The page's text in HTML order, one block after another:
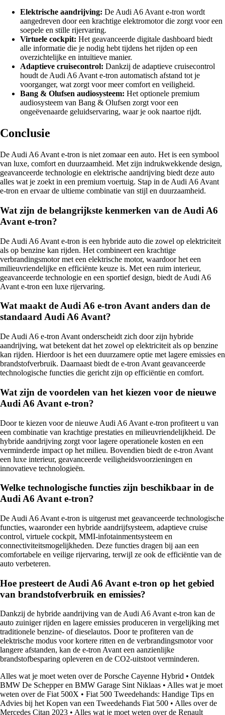
Elektrische aandrijving: De Audi A6 Avant e-tron wordt
aangedreven door een krachtige elektromotor die zorgt voor een
soepele en stille rijervaring.
Virtuele cockpit: Het geavanceerde digitale dashboard biedt
alle informatie die je nodig hebt tijdens het rijden op een
overzichtelijke en intuïtieve manier.
Adaptieve cruisecontrol: Dankzij de adaptieve cruisecontrol
houdt de Audi A6 Avant e-tron automatisch afstand tot je
voorganger, wat zorgt voor meer comfort en veiligheid.
Bang & Olufsen audiosysteem: Het optionele premium
audiosysteem van Bang & Olufsen zorgt voor een
ongeëvenaarde geluidservaring, waar je ook naartoe rijdt.
Conclusie
De Audi A6 Avant e-tron is niet zomaar een auto. Het is een symbool
van luxe, comfort en duurzaamheid. Met zijn indrukwekkende design,
geavanceerde technologie en elektrische aandrijving biedt deze auto
alles wat je zoekt in een premium voertuig. Stap in de Audi A6 Avant
e-tron en ervaar de ultieme combinatie van stijl en duurzaamheid.
Wat zijn de belangrijkste kenmerken van de Audi A6
Avant e-tron?
De Audi A6 Avant e-tron is een hybride auto die zowel op elektriciteit
als op benzine kan rijden. Het combineert een krachtige
verbrandingsmotor met een elektrische motor, waardoor het een
milieuvriendelijke en efficiënte keuze is. Met een ruim interieur,
geavanceerde technologie en een sportief design, biedt de Audi A6
Avant e-tron een luxe rijervaring.
Wat maakt de Audi A6 e-tron Avant anders dan de
standaard Audi A6 Avant?
De Audi A6 e-tron Avant onderscheidt zich door zijn hybride
aandrijving, wat betekent dat het zowel op elektriciteit als op benzine
kan rijden. Hierdoor is het een duurzamere optie met lagere emissies en
brandstofverbruik. Daarnaast biedt de e-tron Avant geavanceerde
technologische functies die gericht zijn op efficiëntie en comfort.
Wat zijn de voordelen van het kiezen voor de nieuwe
Audi A6 Avant e-tron?
Door te kiezen voor de nieuwe Audi A6 Avant e-tron profiteert u van
een combinatie van krachtige prestaties en milieuvriendelijkheid. De
hybride aandrijving zorgt voor lagere operationele kosten en een
verminderde impact op het milieu. Bovendien biedt de e-tron Avant
een luxe interieur, geavanceerde veiligheidsvoorzieningen en
innovatieve technologieën.
Welke technologische functies zijn beschikbaar in de
Audi A6 Avant e-tron?
De Audi A6 Avant e-tron is uitgerust met geavanceerde technologische
functies, waaronder een hybride aandrijfsysteem, adaptieve cruise
control, virtuele cockpit, MMI-infotainmentsysteem en
connectiviteitsmogelijkheden. Deze functies dragen bij aan een
comfortabele en veilige rijervaring, terwijl ze ook de efficiëntie van de
auto verbeteren.
Hoe presteert de Audi A6 Avant e-tron op het gebied
van brandstofverbruik en emissies?
Dankzij de hybride aandrijving van de Audi A6 Avant e-tron kan de
auto zuiniger rijden en lagere emissies produceren in vergelijking met
traditionele benzine- of dieselautos. Door te profiteren van de
elektrische modus voor kortere ritten en de verbrandingsmotor voor
langere afstanden, kan de e-tron Avant een aanzienlijke
brandstofbesparing opleveren en de CO2-uitstoot verminderen.
Alles wat je moet weten over de Porsche Cayenne Hybrid • Ontdek
BMW De Schepper en BMW Garage Sint Niklaas • Alles wat je moet
weten over de Fiat 500X • Fiat 500 Tweedehands: Handige Tips en
Advies bij het Kopen van een Tweedehands Fiat 500 • Alles over de
Mercedes Citan 2023 • Alles wat je moet weten over de Renault